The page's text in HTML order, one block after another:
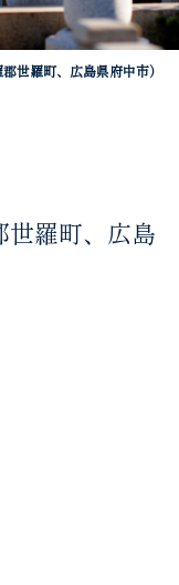
世羅町、広島県府中市）
世羅町、広島